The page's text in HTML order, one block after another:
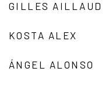
GILLES AILLAUD
KOSTA ALEX
ÁNGEL ALONSO